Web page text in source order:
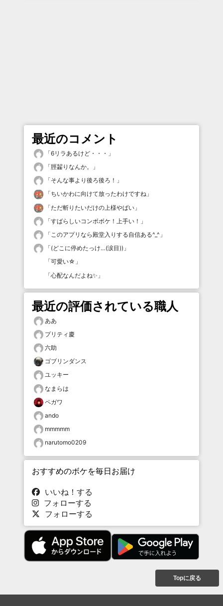
最近のコメント
「6リラあるけど・・・ 」
「脛齧りなんか。
」
「そんな事より後ろ後ろ！ 」
「ちいかわに向けて放ったわけですね 」
「ただ斬りたいだけの上様やばい 」
「すばらしいコンボボケ！上手い！ 」
「 このアプリなら殿堂入りする自信ある^_^ 」
「(どこに停めたっけ…(涙目)) 」
「可愛い☆ 」
「心配なんだよね✨ 」
最近の評価されている職人
ああ
プリティ慶
六助
ゴブリンダンス
ユッキー
なまらは
ペガワ
ando
mmmmm
narutomo0209
おすすめのボケを毎日お届け
いいね！する
フォローする
フォローする
Topに戻る